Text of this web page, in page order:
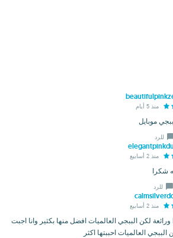
منذ 5 أيام
موبايل
للرد
منذ 2 أسابيع
شكرا
للرد
منذ 2 أسابيع
ورائعة لكن الببجي العالميات افضل منها بكثير وانا اجبت
الببجي العالميات احببتها اكثر